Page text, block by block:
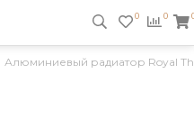
0 0
Алюминиевый радиатор Royal